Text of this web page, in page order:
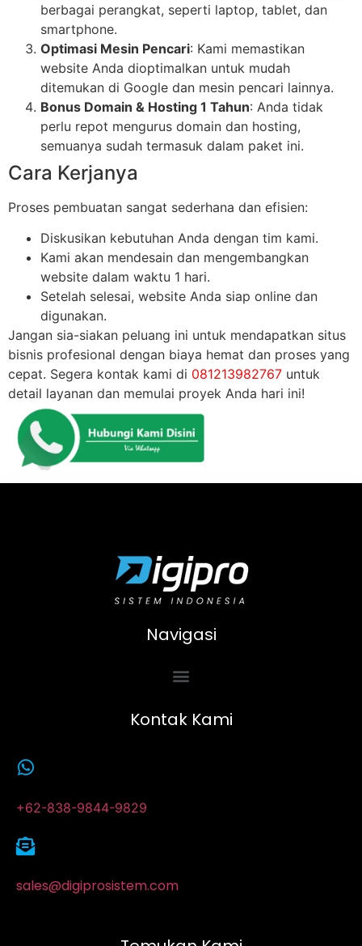
berbagai perangkat, seperti laptop, tablet, dan
smartphone.
Optimasi Mesin Pencari: Kami memastikan
website Anda dioptimalkan untuk mudah
ditemukan di Google dan mesin pencari lainnya.
Bonus Domain & Hosting 1 Tahun: Anda tidak
perlu repot mengurus domain dan hosting,
semuanya sudah termasuk dalam paket ini.
Cara Kerjanya
Proses pembuatan sangat sederhana dan efisien:
Diskusikan kebutuhan Anda dengan tim kami.
Kami akan mendesain dan mengembangkan
website dalam waktu 1 hari.
Setelah selesai, website Anda siap online dan
digunakan.
Jangan sia-siakan peluang ini untuk mendapatkan situs
bisnis profesional dengan biaya hemat dan proses yang
cepat. Segera kontak kami di 081213982767 untuk
detail layanan dan memulai proyek Anda hari ini!
Navigasi
Kontak Kami
+62-838-9844-9829
sales@digiprosistem.com